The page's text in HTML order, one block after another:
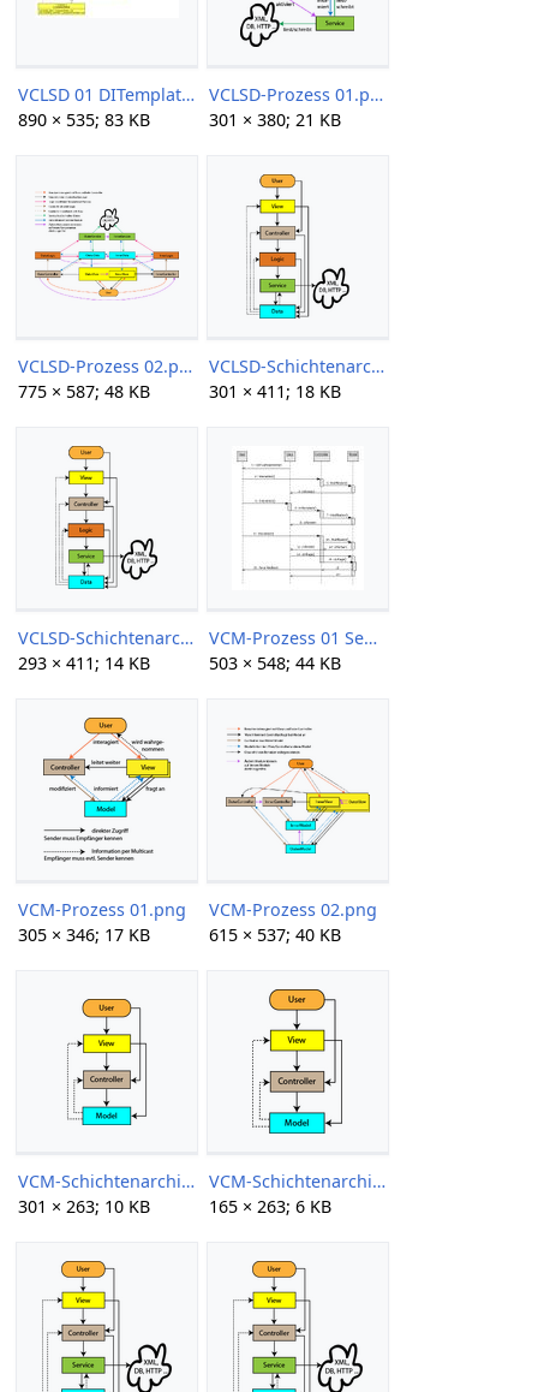
VCLSD 01 DITemplates Class Diagram View.jpg
890 × 535; 83 KB
VCLSD-Prozess 01.png
301 × 380; 21 KB
VCLSD-Prozess 02.png
775 × 587; 48 KB
VCLSD-Schichtenarchitektur 01 301px.png
301 × 411; 18 KB
VCLSD-Schichtenarchitektur 01.png
293 × 411; 14 KB
VCM-Prozess 01 Sequenzdiagramm.jpg
503 × 548; 44 KB
VCM-Prozess 01.png
305 × 346; 17 KB
VCM-Prozess 02.png
615 × 537; 40 KB
VCM-Schichtenarchitektur 01 301px.png
301 × 263; 10 KB
VCM-Schichtenarchitektur 01.png
165 × 263; 6 KB